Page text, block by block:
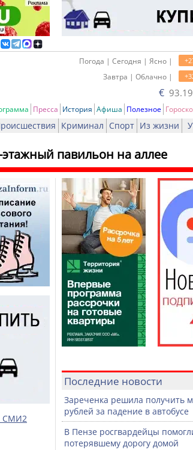
Погода | Сегодня | Ясно |
Завтра | Облачно |
€
Пресса История Афиша Полезное
Криминал Спорт Из жизни
павильон на аллее
Печать
СМИ2
Последние новости
Зареченка решила получить
рублей за падение в автобусе
В Пензе росгвардейцы
потерявшему дорогу домой